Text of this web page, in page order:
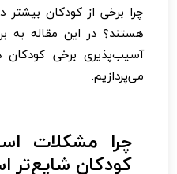
چرا برخی از کودکان
هستند؟ در این مقاله به
آسیب‌پذیری برخی کودکان
می‌پردازیم.
چرا مشکلات
کودکان شایع‌تر